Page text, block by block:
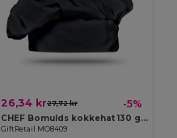
26,34 kr27,72 kr -5%
CHEF Bomulds kokkehat 130 g/m
GiftRetail MO8409